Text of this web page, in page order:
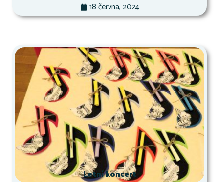
18 června, 2024
Letní koncert